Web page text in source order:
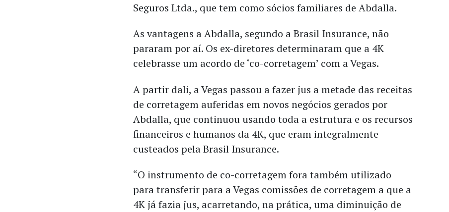
Seguros Ltda., que tem como sócios familiares de Abdalla.
As vantagens a Abdalla, segundo a Brasil Insurance, não
pararam por aí. Os ex-diretores determinaram que a 4K
celebrasse um acordo de ‘co-corretagem’ com a Vegas.
A partir dali, a Vegas passou a fazer jus a metade das receitas
de corretagem auferidas em novos negócios gerados por
Abdalla, que continuou usando toda a estrutura e os recursos
financeiros e humanos da 4K, que eram integralmente
custeados pela Brasil Insurance.
“O instrumento de co-corretagem fora também utilizado
para transferir para a Vegas comissões de corretagem a que a
4K já fazia jus, acarretando, na prática, uma diminuição de